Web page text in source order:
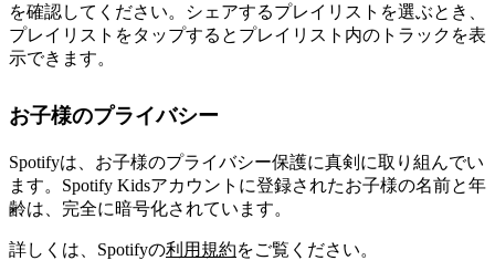
を確認してください。シェアするプレイリストを選ぶとき、
プレイリストをタップするとプレイリスト内のトラックを表
示できます。
お子様のプライバシー
Spotifyは、お子様のプライバシー保護に真剣に取り組んでい
ます。Spotify Kidsアカウントに登録されたお子様の名前と年
齢は、完全に暗号化されています。
詳しくは、Spotifyの利用規約をご覧ください。